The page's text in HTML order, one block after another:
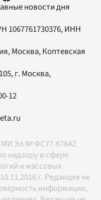
новости дня
1067761730376, ИНН
Москва, Коптевская
, г. Москва,
12
Эл № ФС77-67642
надзору в сфере
и массовых
г. Редакция не
информации,